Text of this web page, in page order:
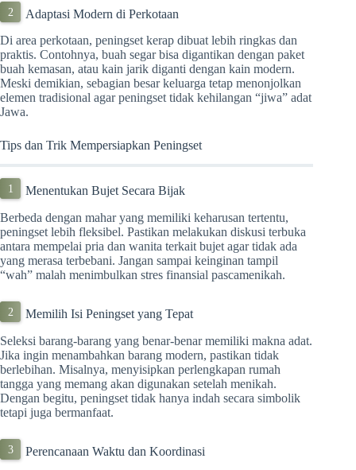
Adaptasi Modern di Perkotaan
Di area perkotaan, peningset kerap dibuat lebih ringkas dan
praktis. Contohnya, buah segar bisa digantikan dengan paket
buah kemasan, atau kain jarik diganti dengan kain modern.
Meski demikian, sebagian besar keluarga tetap menonjolkan
elemen tradisional agar peningset tidak kehilangan “jiwa” adat
Jawa.
Tips dan Trik Mempersiapkan Peningset
Menentukan Bujet Secara Bijak
Berbeda dengan mahar yang memiliki keharusan tertentu,
peningset lebih fleksibel. Pastikan melakukan diskusi terbuka
antara mempelai pria dan wanita terkait bujet agar tidak ada
yang merasa terbebani. Jangan sampai keinginan tampil
“wah” malah menimbulkan stres finansial pascamenikah.
Memilih Isi Peningset yang Tepat
Seleksi barang-barang yang benar-benar memiliki makna adat.
Jika ingin menambahkan barang modern, pastikan tidak
berlebihan. Misalnya, menyisipkan perlengkapan rumah
tangga yang memang akan digunakan setelah menikah.
Dengan begitu, peningset tidak hanya indah secara simbolik
tetapi juga bermanfaat.
Perencanaan Waktu dan Koordinasi